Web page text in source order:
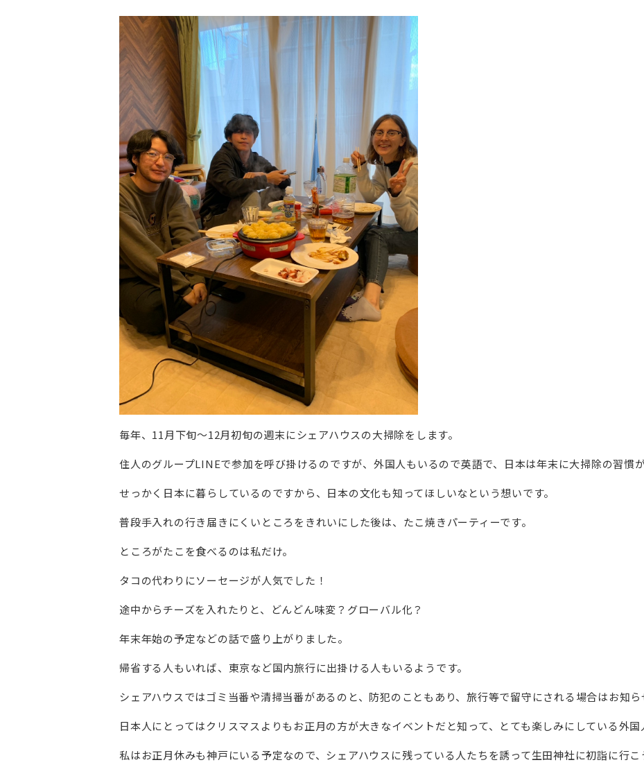
毎年、11月下旬～12月初旬の週末にシェアハウスの大掃除をします。
住人のグループLINEで参加を呼び掛けるのですが、外国人もいるので英語で、日本は年末に大掃除の習慣
せっかく日本に暮らしているのですから、日本の文化も知ってほしいなという想いです。
普段手入れの行き届きにくいところをきれいにした後は、たこ焼きパーティーです。
ところがたこを食べるのは私だけ。
タコの代わりにソーセージが人気でした！
途中からチーズを入れたりと、どんどん味変？グローバル化？
年末年始の予定などの話で盛り上がりました。
帰省する人もいれば、東京など国内旅行に出掛ける人もいるようです。
シェアハウスではゴミ当番や清掃当番があるのと、防犯のこともあり、旅行等で留守にされる場合はお知ら
日本人にとってはクリスマスよりもお正月の方が大きなイベントだと知って、とても楽しみにしている外国
私はお正月休みも神戸にいる予定なので、シェアハウスに残っている人たちを誘って生田神社に初詣に行こ